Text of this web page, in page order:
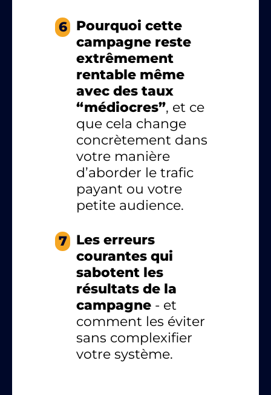
6
Pourquoi cette
campagne reste
extrêmement
rentable même
avec des taux
“médiocres”, et ce
que cela change
concrètement dans
votre manière
d’aborder le trafic
payant ou votre
petite audience.
7
Les erreurs
courantes qui
sabotent les
résultats de la
campagne - et
comment les éviter
sans complexifier
votre système.